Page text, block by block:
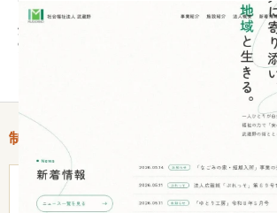
煩雑化していたサイトの整理から採用コンテン
実施。"施設紹介の検索性、採用サイトの温か
制作情報
費用目安 151〜200万円